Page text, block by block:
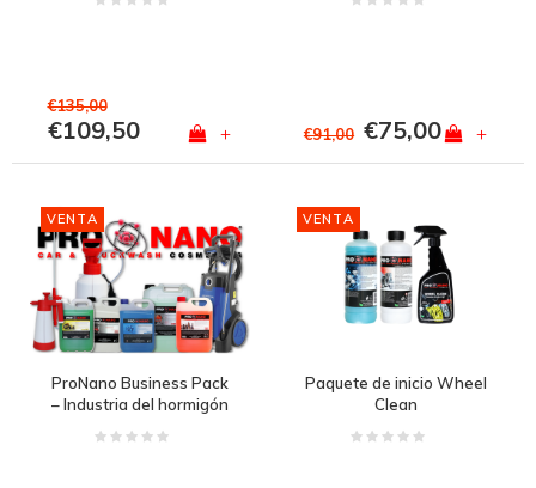
€135,00
€109,50 + €91,00 €75,00 +
VENTA
ProNano Business Pack
– Industria del hormigón
VENTA
Paquete de inicio Wheel
Clean